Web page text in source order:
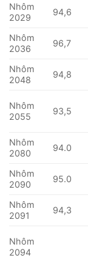
Nhôm
2029
94,6
Nhôm
2036
96,7
Nhôm
2048
94,8
Nhôm
2055
93,5
Nhôm
2080
94.0
Nhôm
2090
95.0
Nhôm
2091
94,3
Nhôm
2094